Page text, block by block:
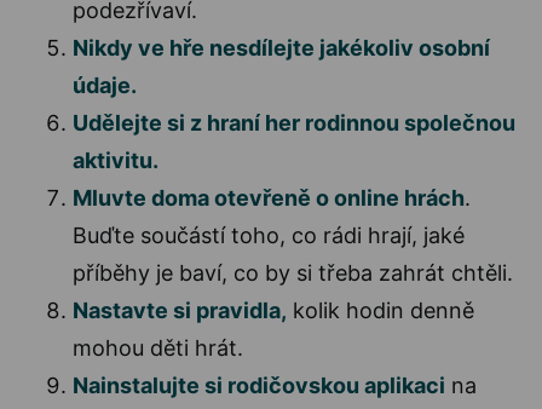
podezřívaví.
Nikdy ve hře nesdílejte jakékoliv osobní
údaje.
Udělejte si z hraní her rodinnou společnou
aktivitu.
Mluvte doma otevřeně o online hrách.
Buďte součástí toho, co rádi hrají, jaké
příběhy je baví, co by si třeba zahrát chtěli.
Nastavte si pravidla, kolik hodin denně
mohou děti hrát.
Nainstalujte si rodičovskou aplikaci na